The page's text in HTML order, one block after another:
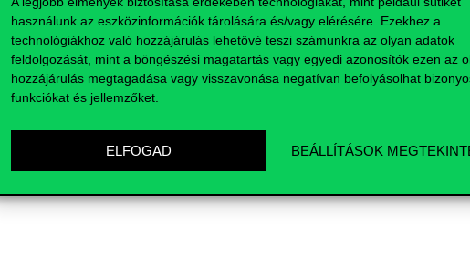
használunk az eszközinformációk tárolására és/vagy elérésére. Ezekhez a
technológiákhoz való hozzájárulás lehetővé teszi számunkra az olyan adatok
feldolgozását, mint a böngészési magatartás vagy egyedi azonosítók ezen az
hozzájárulás megtagadása vagy visszavonása negatívan befolyásolhat
funkciókat és jellemzőket.
ELFOGAD BEÁLLÍTÁSOK